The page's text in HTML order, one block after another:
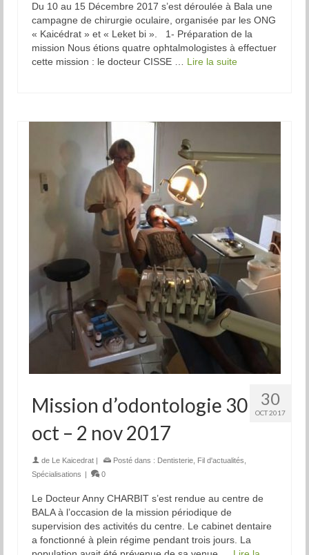
Du 10 au 15 Décembre 2017 s’est déroulée à Bala une
campagne de chirurgie oculaire, organisée par les ONG
« Kaicédrat » et « Leket bi ». 1- Préparation de la
mission Nous étions quatre ophtalmologistes à effectuer
cette mission : le docteur CISSE … Lire la suite
30
OCT 2017
Mission d’odontologie 30
oct – 2 nov 2017
de Le Kaicedrat | Posté dans : Dentisterie Fil d'actualités
Spécialisations | 0
Le Docteur Anny CHARBIT s’est rendue au centre de
BALA à l’occasion de la mission périodique de
supervision des activités du centre. Le cabinet dentaire
a fonctionné à plein régime pendant trois jours. La